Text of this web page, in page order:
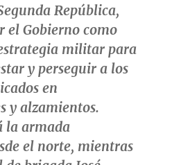
República,
el Gobierno como
militar para
y perseguir a los
en
y alzamientos.
la armada
el norte, mientras